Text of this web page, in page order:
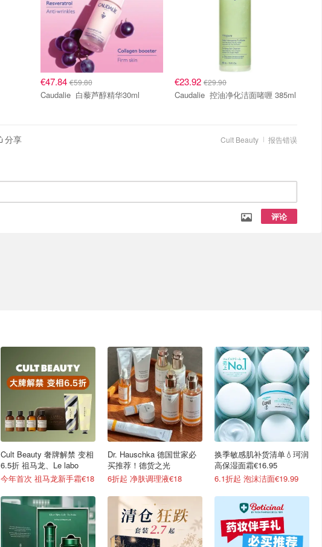
€47.84€59.80
Caudalie 白藜芦醇精华30ml
€23.92 €29.90
Caudalie 控油净化洁面啫喱 385ml
报告错误
Cult Beauty
分享
评论
Cult Beauty 奢牌解禁 变相
6.5折 祖马龙、Le labo
今年首次 祖马龙新手霜€18
Dr. Hauschka 德国世家必
买推荐！德货之光
6折起 净肤调理液€18
换季敏感肌补货清单💧珂润
高保湿面霜€16.95
6.1折起 泡沫洁面€19.99